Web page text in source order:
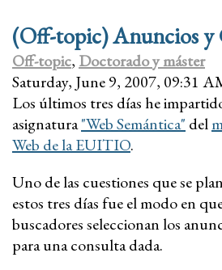
(Off-topic) Anuncios y
Off-topic, Doctorado y máster
Saturday, June 9, 2007, 09:31
Los últimos tres días he
asignatura"Web Semántica" del
Web de la EUITIO.
Uno de las cuestiones que se
estos tres días fue el modo en
buscadores seleccionan los
para una consulta dada.